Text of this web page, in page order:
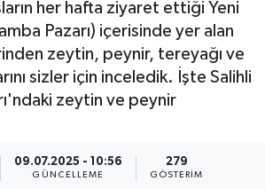
her hafta ziyaret ettiği Yeni
Pazarı) içerisinde yer alan
zeytin, peynir, tereyağı ve
sizler için inceledik. İşte Salihli
zeytin ve peynir
09.07.2025 - 10:56
GÜNCELLEME
279
GÖSTERIM